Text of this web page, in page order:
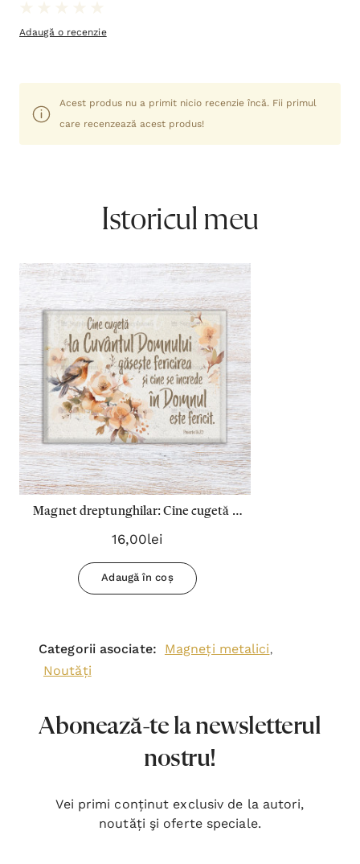
Adaugă o recenzie
Acest produs nu a primit nicio recenzie încă. Fii primul
care recenzează acest produs!
Istoricul meu
Magnet dreptunghilar: Cine cugetă la
Cuvântul Domnului!
16,00lei
Adaugă în coș
Categorii asociate: Magneți metalici,
Noutăți
Abonează-te la newsletterul
nostru!
Vei primi conținut exclusiv de la autori,
noutăți şi oferte speciale.